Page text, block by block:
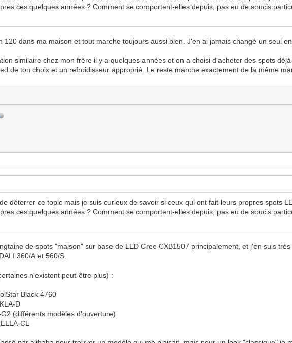
ces quelques années ? Comment se comportent-elles depuis, pas eu de soucis
120 dans ma maison et tout marche toujours aussi bien. J'en ai jamais changé un seul en
similaire chez mon frère il y a quelques années et on a choisi d'acheter des spots
de ton choix et un refroidisseur approprié. Le reste marche exactement de la même
déterrer ce topic mais je suis curieux de savoir si ceux qui ont fait leurs propres spots
ces quelques années ? Comment se comportent-elles depuis, pas eu de soucis
de spots "maison" sur base de LED Cree CXB1507 principalement, et j'en suis
360/A et 560/S.
n'existent peut-être plus) :
Black 4760
D
(différents modèles d'ouverture)
CL